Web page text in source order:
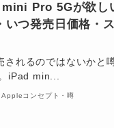
Pro 5Gが欲し
いつ発売日価格・
されるのではないかと
iPad min...
Appleコンセプト・噂